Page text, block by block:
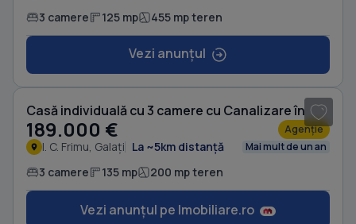
3 camere 125 mp 455 mp teren
Vezi anunțul
Casă individuală cu 3 camere cu Canalizare în
189.000 € Agenție
I. C. Frimu, Galați La ~5km distanță Mai mult de un an
3 camere 135 mp 200 mp teren
Vezi anunțul pe Imobiliare.ro